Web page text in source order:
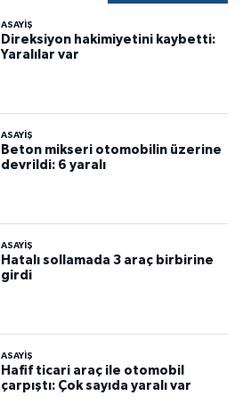
ASAYİŞ
Direksiyon hakimiyetini kaybetti:
Yaralılar var
ASAYİŞ
Beton mikseri otomobilin üzerine
devrildi: 6 yaralı
ASAYİŞ
Hatalı sollamada 3 araç birbirine
girdi
ASAYİŞ
Hafif ticari araç ile otomobil
çarpıştı: Çok sayıda yaralı var